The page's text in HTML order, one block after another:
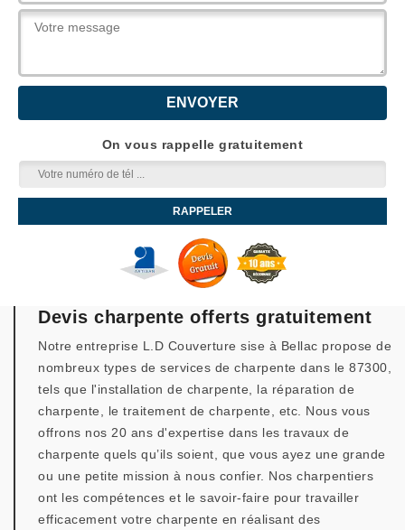
On vous rappelle gratuitement
Devis charpente offerts gratuitement
Notre entreprise L.D Couverture sise à Bellac propose de
nombreux types de services de charpente dans le 87300,
tels que l'installation de charpente, la réparation de
charpente, le traitement de charpente, etc. Nous vous
offrons nos 20 ans d'expertise dans les travaux de
charpente quels qu’ils soient, que vous ayez une grande
ou une petite mission à nous confier. Nos charpentiers
ont les compétences et le savoir-faire pour travailler
efficacement votre charpente en réalisant des